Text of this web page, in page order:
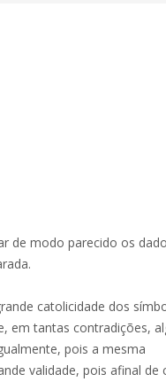
de modo parecido os
catolicidade dos
em tantas contradições,
pois a mesma
validade, pois afinal de